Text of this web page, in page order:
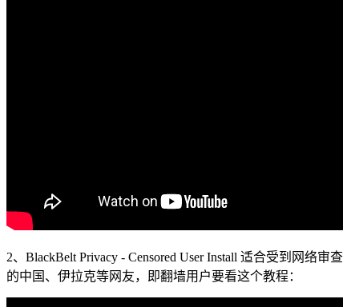
2、BlackBelt Privacy - Censored User Install 适合受到网络审查
的中国、伊拉克等网友，即翻墙用户要看这个教程：